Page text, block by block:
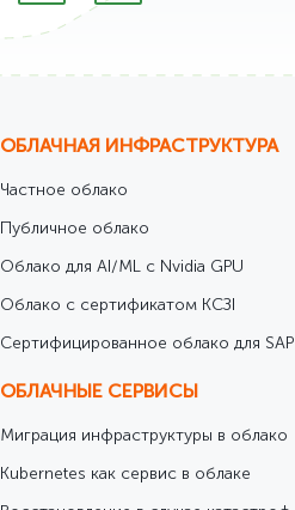
ОБЛАЧНАЯ ИНФРАСТРУКТУРА
Частное облако
Публичное облако
Облако для AI/ML с Nvidia GPU
Облако с сертификатом КСЗІ
Cертифицированное облако для SAP
ОБЛАЧНЫЕ СЕРВИСЫ
Миграция инфраструктуры в облако
Kubernetes как сервис в облаке